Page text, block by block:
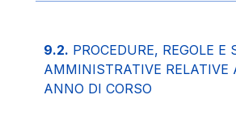
9.2. PROCEDURE, REGOLE E
AMMINISTRATIVE RELATIVE
ANNO DI CORSO